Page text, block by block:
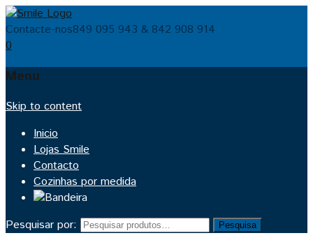
Contacte-nos849 095 943 & 842 908 914
0
Menu
Skip to content
Inicio
Lojas Smile
Contacto
Cozinhas por medida
Pesquisar por: Pesquisa